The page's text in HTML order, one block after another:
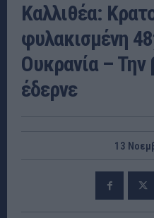
Καλλιθέα:
φυλακισμένη
Ουκρανία – Την
έδερνε
13